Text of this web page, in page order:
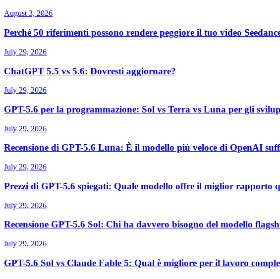
August 3, 2026
Perché 50 riferimenti possono rendere peggiore il tuo video
July 29, 2026
ChatGPT 5.5 vs 5.6: Dovresti aggiornare?
July 29, 2026
GPT-5.6 per la programmazione: Sol vs Terra vs Luna per gli
July 29, 2026
Recensione di GPT-5.6 Luna: È il modello più veloce di OpenAI
July 29, 2026
Prezzi di GPT-5.6 spiegati: Quale modello offre il miglior rapporto
July 29, 2026
Recensione GPT-5.6 Sol: Chi ha davvero bisogno del modello
July 29, 2026
GPT-5.6 Sol vs Claude Fable 5: Qual è migliore per il lavoro